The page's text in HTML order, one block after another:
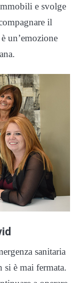
e svolge
il
un’emozione
sanitaria
è mai fermata.